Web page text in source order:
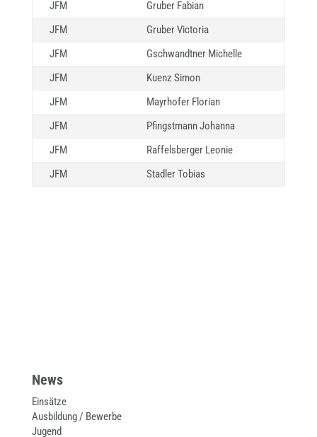
JFM
Gruber Fabian
JFM
Gruber Victoria
JFM
Gschwandtner Michelle
JFM
Kuenz Simon
JFM
Mayrhofer Florian
JFM
Pfingstmann Johanna
JFM
Raffelsberger Leonie
JFM
Stadler Tobias
News
Einsätze
Ausbildung / Bewerbe
Jugend